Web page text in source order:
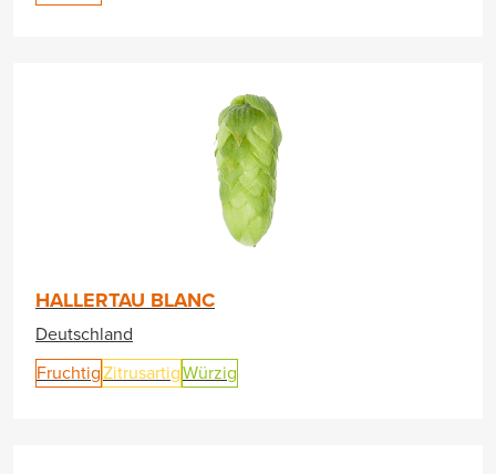
HALLERTAU BLANC
Deutschland
FruchtigZitrusartigWürzig